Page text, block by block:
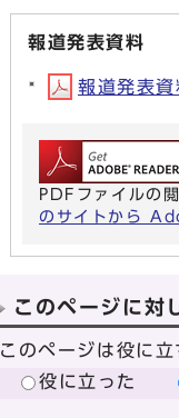
報道発表資料
報道発表
PDFファイルの
のサイトから
このページに対
このページは役に立
役に立った